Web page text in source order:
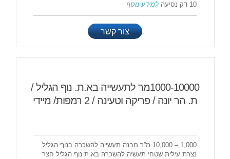
10 דק נסיעה
למידע נוסף
צור קשר
1000-10000מר לתעשייה בא.ת. נוף הגליל /
ת. הר יונה / פריקה וטעינה / 2 רמפות/ מיידי
1,000 – 10,000 מ”ר מבנה תעשייה להשכרה בנוף הגליל
נצרת עילית שטחי תעשיה להשכרה בא.ת נוף הגליל חצר